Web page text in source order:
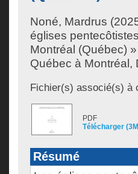
Noné, Mardrus
églises
Montréal (Québec)
Québec à Montréal,
Fichier(s) associé(s) à
PDF
Télécharger
Résumé